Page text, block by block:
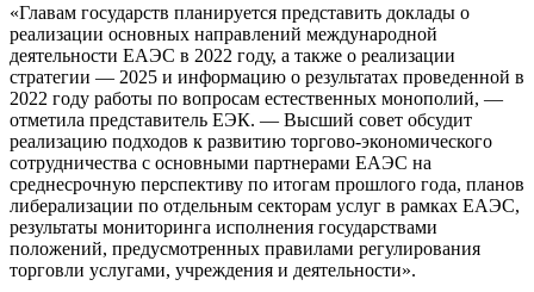
«Главам государств планируется представить доклады о
реализации основных направлений международной
деятельности ЕАЭС в 2022 году, а также о реализации
стратегии — 2025 и информацию о результатах проведенной в
2022 году работы по вопросам естественных монополий, —
отметила представитель ЕЭК. — Высший совет обсудит
реализацию подходов к развитию торгово-экономического
сотрудничества с основными партнерами ЕАЭС на
среднесрочную перспективу по итогам прошлого года, планов
либерализации по отдельным секторам услуг в рамках ЕАЭС,
результаты мониторинга исполнения государствами
положений, предусмотренных правилами регулирования
торговли услугами, учреждения и деятельности».